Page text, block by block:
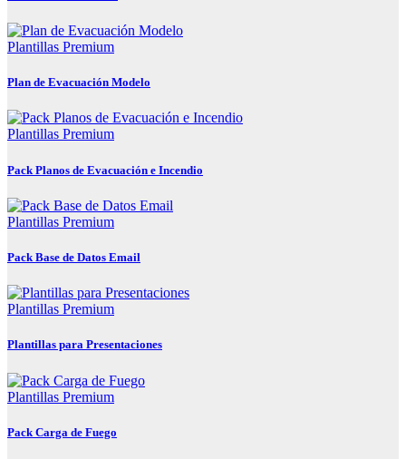
Plantillas Premium
Plan de Evacuación Modelo
Plantillas Premium
Pack Planos de Evacuación e Incendio
Plantillas Premium
Pack Base de Datos Email
Plantillas Premium
Plantillas para Presentaciones
Plantillas Premium
Pack Carga de Fuego